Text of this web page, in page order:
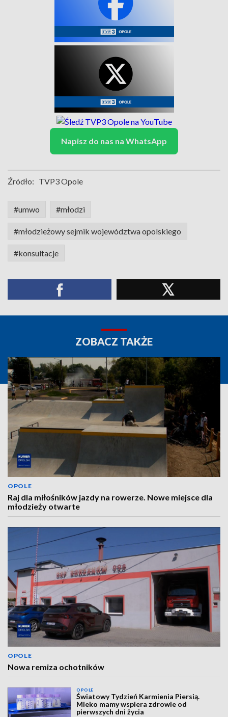
Napisz do nas na WhatsApp
Źródło: TVP3 Opole
#umwo #młodzi
#młodzieżowy sejmik województwa opolskiego
#konsultacje
ZOBACZ TAKŻE
OPOLE
Raj dla miłośników jazdy na rowerze. Nowe miejsce dla
młodzieży otwarte
OPOLE
Nowa remiza ochotników
OPOLE
Światowy Tydzień Karmienia Piersią.
Mleko mamy wspiera zdrowie od
pierwszych dni życia